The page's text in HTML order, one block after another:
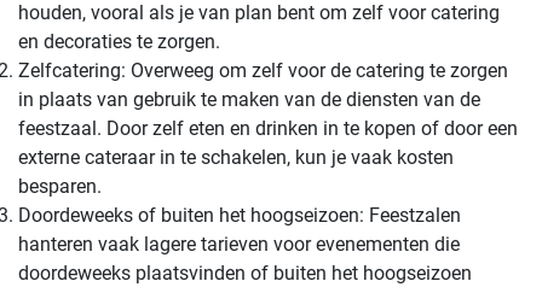
houden, vooral als je van plan bent om zelf voor catering
en decoraties te zorgen.
Zelfcatering: Overweeg om zelf voor de catering te zorgen
in plaats van gebruik te maken van de diensten van de
feestzaal. Door zelf eten en drinken in te kopen of door een
externe cateraar in te schakelen, kun je vaak kosten
besparen.
Doordeweeks of buiten het hoogseizoen: Feestzalen
hanteren vaak lagere tarieven voor evenementen die
doordeweeks plaatsvinden of buiten het hoogseizoen